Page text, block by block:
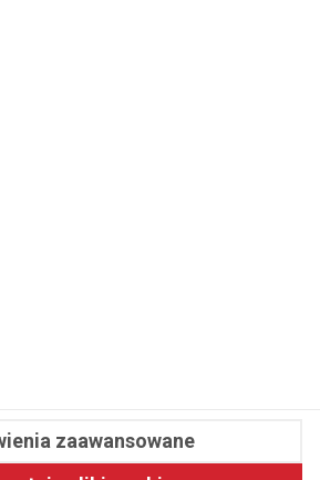
Wszystkie prawa zastrzeżone.
Pawelec.info
zaawansowane